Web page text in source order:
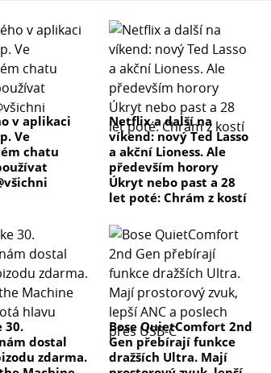
(včetně nožiček a ovládacích prvků)
v aplikaci
Ve
chatu
Netflix a další na
víkend: nový Ted Lasso
a akční Lioness. Ale
především horory
Úkryt nebo past a 28
let poté: Chrám z kostí
30.
dostal
zdarma.
Bose QuietComfort 2nd
Gen přebírají funkce
dražších Ultra. Mají